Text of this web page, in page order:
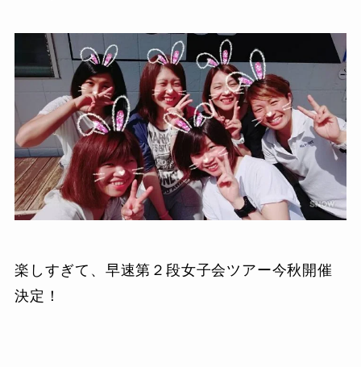
楽しすぎて、早速第２段女子会ツアー今秋開催
決定！